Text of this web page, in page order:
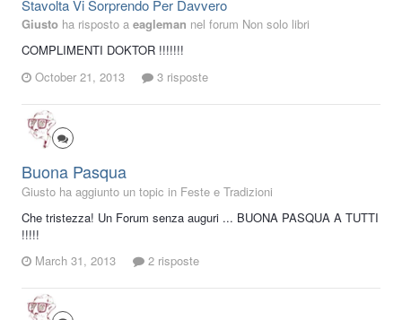
Stavolta Vi Sorprendo Per Davvero
Giusto ha risposto a eagleman nel forum Non solo libri
COMPLIMENTI DOKTOR !!!!!!!
October 21, 2013
3 risposte
Buona Pasqua
Giusto ha aggiunto un topic in Feste e Tradizioni
Che tristezza! Un Forum senza auguri ... BUONA PASQUA A TUTTI
!!!!!
March 31, 2013
2 risposte